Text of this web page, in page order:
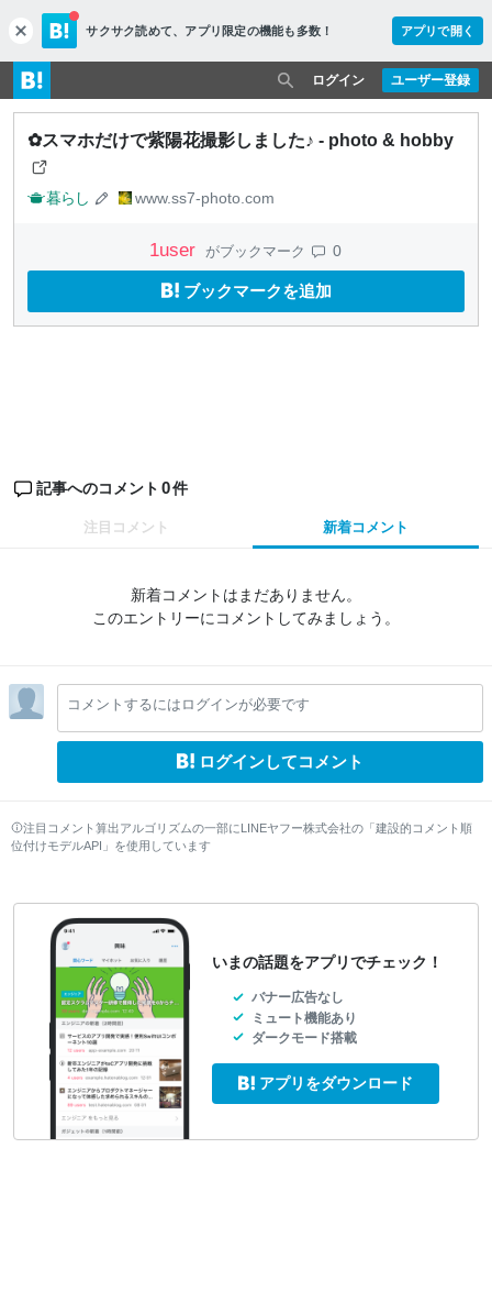
c
l
o
s
e
サクサク読めて、 アプリ限定の機能も多数！ アプリで開く
ユーザー登録
ログイン
✿スマホだけで紫陽花撮影しました♪ - photo & hobby
暮らし www.ss7-photo.com
1user がブックマーク 0
ブックマークを追加
記事へのコメント 0件
注目コメント 新着コメント
新着コメントはまだありません。
このエントリーにコメントしてみましょう。
コメントするにはログインが必要です
ログインしてコメント
注目コメント算出アルゴリズムの一部にLINEヤフー株式会社の「建設的コメント順
位付けモデルAPI」を使用しています
いまの話題をアプリでチェック！
バナー広告なし
ミュート機能あり
ダークモード搭載
アプリをダウンロード